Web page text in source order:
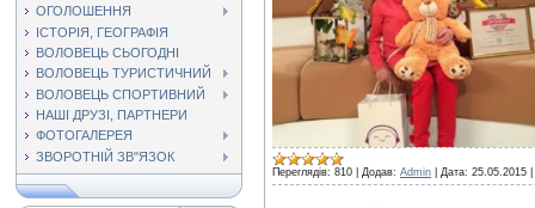
ОГОЛОШЕННЯ
ІСТОРІЯ, ГЕОГРАФІЯ
ВОЛОВЕЦЬ СЬОГОДНІ
ВОЛОВЕЦЬ ТУРИСТИЧНИЙ
ВОЛОВЕЦЬ СПОРТИВНИЙ
НАШІ ДРУЗІ, ПАРТНЕРИ
ФОТОГАЛЕРЕЯ
ЗВОРОТНІЙ ЗВ"ЯЗОК
Переглядів: 810 Додав: Admin Дата: 25.05.2015